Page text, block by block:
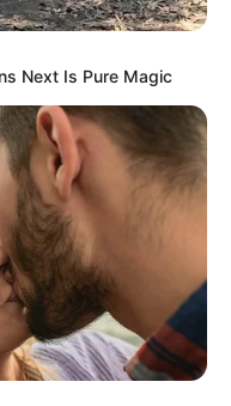
Next Is Pure Magic